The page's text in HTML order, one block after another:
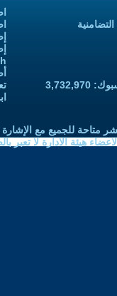
متاحة للجميع مع
هيئة الادارة لا تعبر